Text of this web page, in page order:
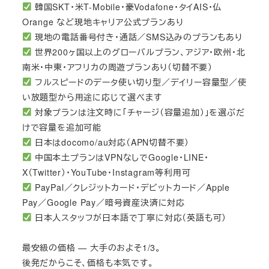
韓国SKT・米T-Mobile・豪Vodafone・タイAIS・仏
Orange など現地キャリア公式プランあり
現地の電話番号付き・通話／SMS込みのプランもあり
世界200ヶ国以上のグローバルプラン、アジア・欧州・北
南米・中東・アフリカの周遊プランあり（切替不要）
フルスピードのデータ使い切り型／デイリー容量型／使
い放題型から用途に応じて選べます
対象プランは注文時に「チャージ（容量追加）」を選ぶだ
けで容量を追加可能
日本はdocomo/au対応（APN切替不要）
中国本土プランはVPNなしでGoogle・LINE・
X（Twitter）・YouTube・Instagram等利用可
PayPal／クレジットカード・デビットカード／Apple
Pay／Google Pay／暗号資産決済に対応
日本人スタッフが日本語で丁寧に対応（英語も可）
最安級の価格 — 大手のおよそ1/3。
後発だからこそ、価格も本気です。